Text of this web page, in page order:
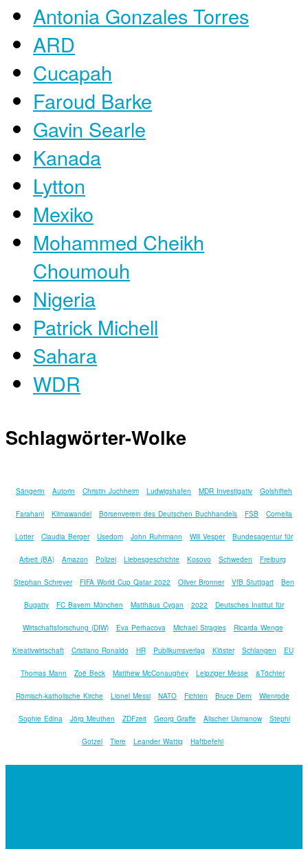
Antonia Gonzales Torres
ARD
Cucapah
Faroud Barke
Gavin Searle
Kanada
Lytton
Mexiko
Mohammed Cheikh
Choumouh
Nigeria
Patrick Michell
Sahara
WDR
Schlagwörter-Wolke
Sängerin Autorin Christin Juchheim Ludwigshafen MDR Investigativ Golshifteh
Farahani Klimawandel Börsenverein des Deutschen Buchhandels FSB Cornelia
Lotter Claudia Berger Usedom John Ruhrmann Will Vesper Bundesagentur für
Arbeit (BA) Amazon Polizei Liebesgeschichte Kosovo Schweden Freiburg
Stephan Schreyer FIFA World Cup Qatar 2022 Oliver Bronner VfB Stuttgart Ben
Bugatty FC Bayern München Matthäus Cygan 2022 Deutsches Institut für
Wirtschaftsforschung (DIW) Eva Perhacova Michael Stragies Ricarda Wenge
Kreativwirtschaft Cristiano Ronaldo HR Publikumsverlag Klöster Schlangen EU
Thomas Mann Zoë Beck Matthew McConaughey Leipziger Messe &Töchter
Römisch-katholische Kirche Lionel Messi NATO Fichten Bruce Dern Wienrode
Sophie Edina Jörg Meuthen ZDFzeit Georg Graffe Alischer Usmanow Stephi
Gotzel Tiere Leander Wattig Haftbefehl